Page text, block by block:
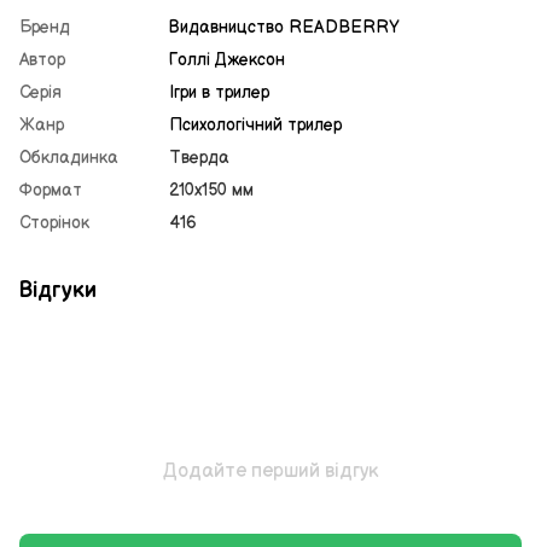
Бренд
Видавницство READBERRY
Автор
Голлі Джексон
Серія
Ігри в трилер
Жанр
Психологічний трилер
Обкладинка
Тверда
Формат
210х150 мм
Сторінок
416
Відгуки
Додайте перший відгук